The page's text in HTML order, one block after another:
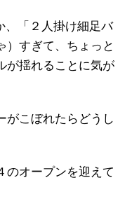
、「２人掛け細足バ
）すぎて、ちょっと
が揺れることに気が
がこぼれたらどうし
のオープンを迎えて